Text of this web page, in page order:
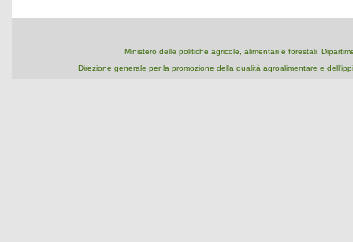
Ministero delle politiche agricole, alimentari e forestali,
Direzione generale per la promozione della qualità agroalimentare e